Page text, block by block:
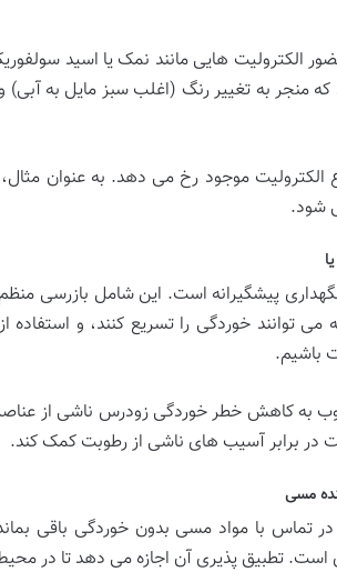
الکترولیت هایی مانند نمک یا اسید
به تغییر رنگ (اغلب سبز مایل به آبی)
الکترولیت موجود رخ می دهد. به عنوان
شود.
پیشگیرانه است. این شامل بازرسی
توانند خوردگی را تسریع کنند، و
باشیم.
به کاهش خطر خوردگی زودرس ناشی از
برابر آسیب های ناشی از رطوبت کمک کند.
مسی
در تماس با مواد مسی بدون خوردگی
است. تطبیق پذیری آن اجازه می دهد تا در